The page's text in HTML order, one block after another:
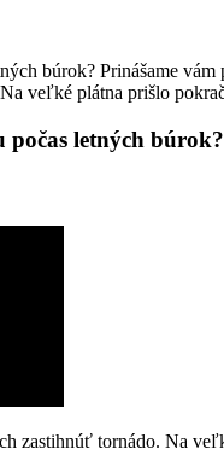
búrok? Prinášame
veľké plátna prišlo
letných
zastihnúť tornádo. Na